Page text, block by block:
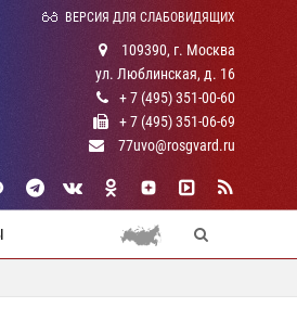
ВЕРСИЯ ДЛЯ СЛАБОВИДЯЩИХ
109390, г. Москва
ул. Люблинская, д. 16
+ 7 (495) 351-00-60
+ 7 (495) 351-06-69
77uvo@rosgvard.ru